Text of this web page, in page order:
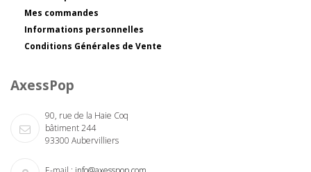
Mes commandes
Informations personnelles
Conditions Générales de Vente
AxessPop
90, rue de la Haie Coq
bâtiment 244
93300 Aubervilliers